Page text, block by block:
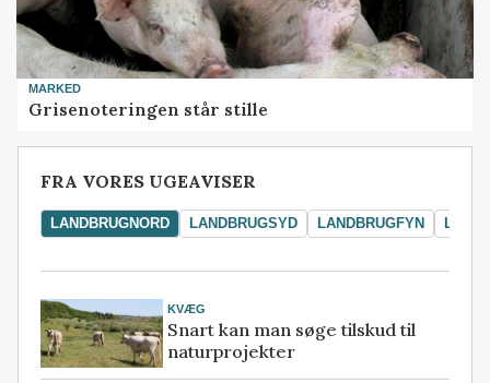
MARKED
Grisenoteringen står stille
FRA VORES UGEAVISER
LANDBRUGNORD LANDBRUGSYD LANDBRUGFYN
KVÆG
Snart kan man søge tilskud til
naturprojekter